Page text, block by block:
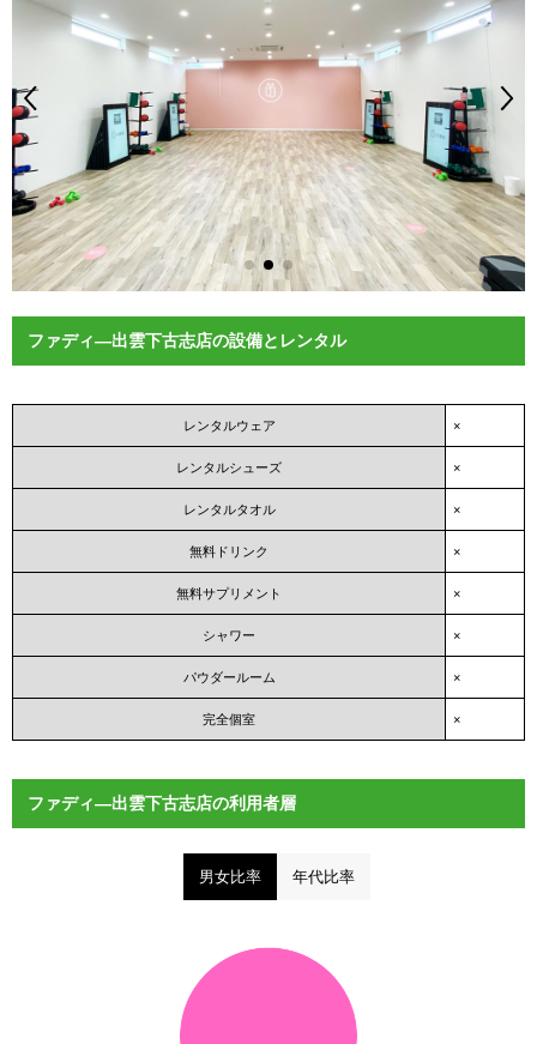
ファディ―出雲下古志店の設備とレンタル
レンタルウェア ×
レンタルシューズ ×
レンタルタオル ×
無料ドリンク ×
無料サプリメント ×
シャワー ×
パウダールーム ×
完全個室 ×
ファディ―出雲下古志店の利用者層
男女比率 年代比率